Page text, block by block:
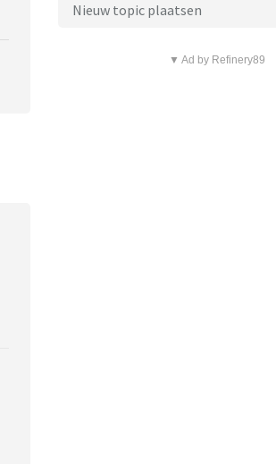
Nieuw topic plaatsen
▼ Ad by Refinery89